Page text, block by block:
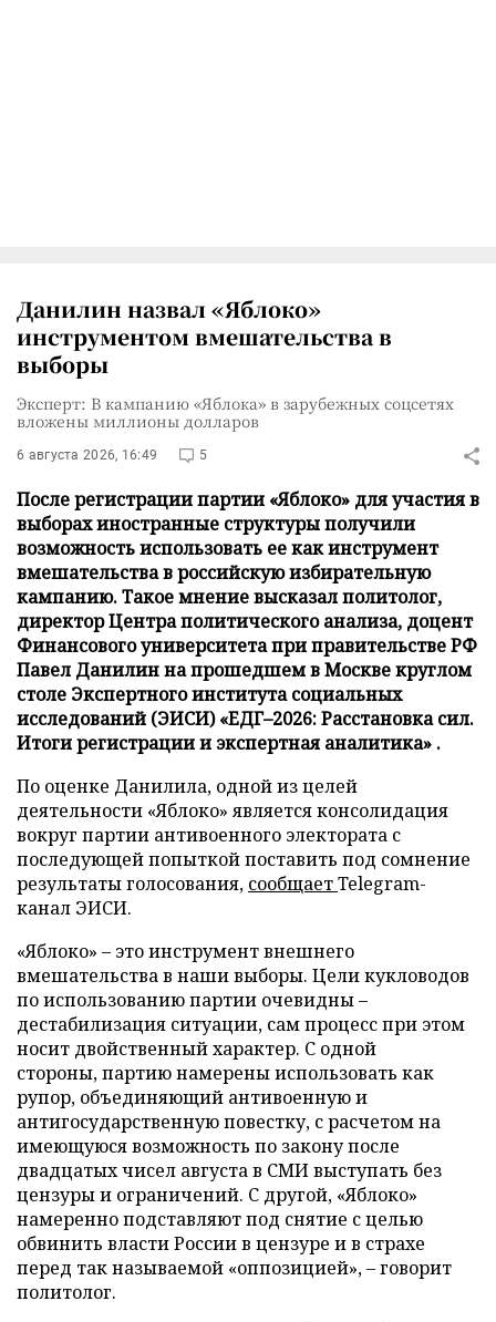
Данилин назвал «Яблоко»
инструментом вмешательства в
выборы
Эксперт: В кампанию «Яблока» в зарубежных соцсетях
вложены миллионы долларов
6 августа 2026, 16:49 5
После регистрации партии «Яблоко» для участия в
выборах иностранные структуры получили
возможность использовать ее как инструмент
вмешательства в российскую избирательную
кампанию. Такое мнение высказал политолог,
директор Центра политического анализа, доцент
Финансового университета при правительстве РФ
Павел Данилин на прошедшем в Москве круглом
столе Экспертного института социальных
исследований (ЭИСИ) «ЕДГ–2026: Расстановка сил.
Итоги регистрации и экспертная аналитика» .
По оценке Данилила, одной из целей
деятельности «Яблоко» является консолидация
вокруг партии антивоенного электората с
последующей попыткой поставить под сомнение
результаты голосования, сообщаетTelegram-
канал ЭИСИ.
«Яблоко» – это инструмент внешнего
вмешательства в наши выборы. Цели кукловодов
по использованию партии очевидны –
дестабилизация ситуации, сам процесс при этом
носит двойственный характер. С одной
стороны, партию намерены использовать как
рупор, объединяющий антивоенную и
антигосударственную повестку, с расчетом на
имеющуюся возможность по закону после
двадцатых чисел августа в СМИ выступать без
цензуры и ограничений. С другой, «Яблоко»
намеренно подставляют под снятие с целью
обвинить власти России в цензуре и в страхе
перед так называемой «оппозицией», – говорит
политолог.